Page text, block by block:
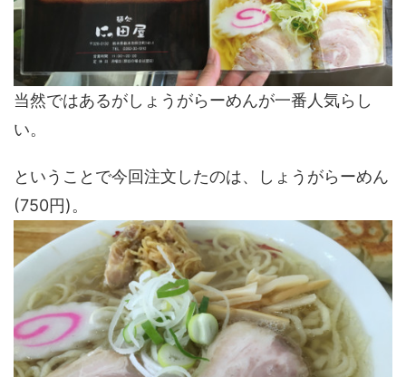
当然ではあるがしょうがらーめんが一番人気らし
い。
ということで今回注文したのは、しょうがらーめん
(750円)。